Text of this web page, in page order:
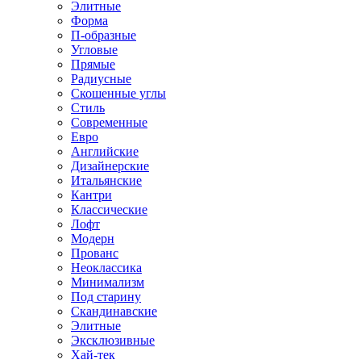
Элитные
Форма
П-образные
Угловые
Прямые
Радиусные
Скошенные углы
Стиль
Современные
Евро
Английские
Дизайнерские
Итальянские
Кантри
Классические
Лофт
Модерн
Прованс
Неоклассика
Минимализм
Под старину
Скандинавские
Элитные
Эксклюзивные
Хай-тек